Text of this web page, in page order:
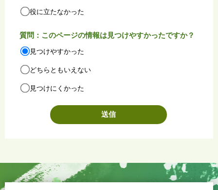
役に立たなかった
質問：このページの情報は見つけやすかったですか？
見つけやすかった
どちらともいえない
見つけにくかった